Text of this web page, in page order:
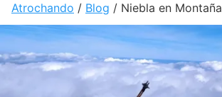
Atrochando / Blog / Niebla en Montaña